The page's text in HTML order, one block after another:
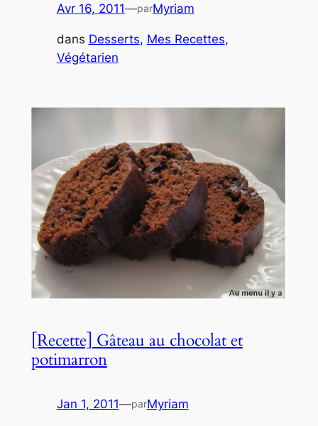
Avr 16, 2011—parMyriam
dans Desserts, Mes Recettes
Végétarien
[Recette] Gâteau au chocolat et
potimarron
Jan 1, 2011—parMyriam